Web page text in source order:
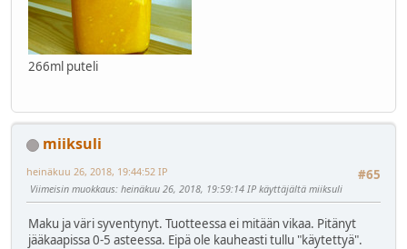
266ml puteli
miiksuli
#65
heinäkuu 26, 2018, 19:44:52 IP
Viimeisin muokkaus: heinäkuu 26, 2018, 19:59:14 IP käyttäjältä miiksuli
Maku ja väri syventynyt. Tuotteessa ei mitään vikaa. Pitänyt
jääkaapissa 0-5 asteessa. Eipä ole kauheasti tullu "käytettyä".